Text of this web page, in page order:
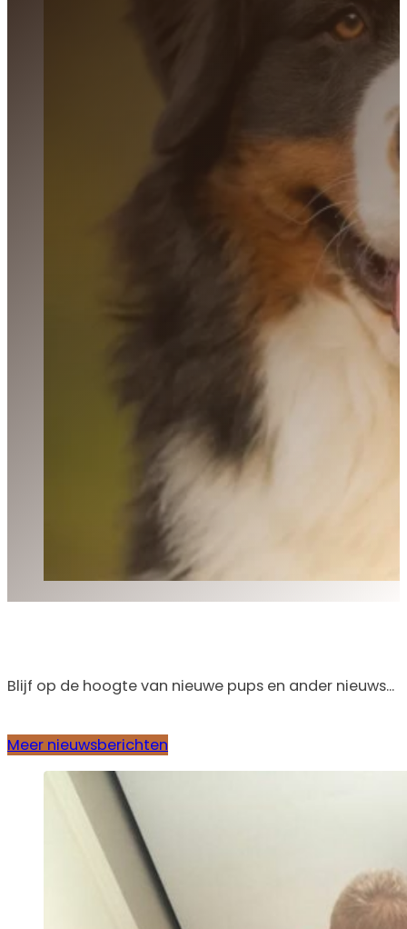
Blijf op de hoogte van nieuwe pups en ander nieuws...
Meer nieuwsberichten